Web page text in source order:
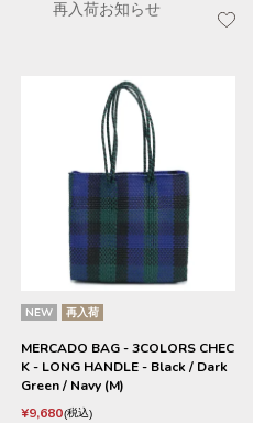
再入荷お知らせ
NEW 再入荷
MERCADO BAG - 3COLORS CHEC
K - LONG HANDLE - Black / Dark
Green / Navy (M)
¥9,680 税込